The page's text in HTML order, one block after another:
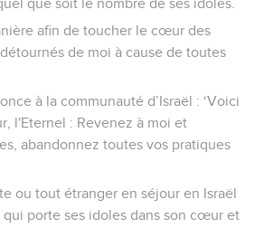
que soit le nombre de ses idoles.
afin de toucher le cœur des
de moi à cause de toutes
à la communauté d’Israël : ‘Voici
l'Eternel : Revenez à moi et
abandonnez toutes vos pratiques
ou tout étranger en séjour en Israël
qui porte ses idoles dans son cœur et